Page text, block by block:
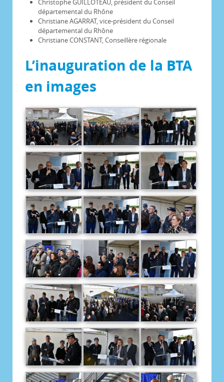
Christophe GUILLOTEAU, président du Conseil
départemental du Rhône
Christiane AGARRAT, vice-président du Conseil
départemental du Rhône
Christiane CONSTANT, Conseillère régionale
L’inauguration de la BTA
en images